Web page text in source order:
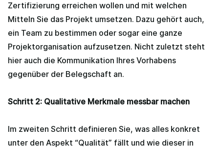
Zertifizierung erreichen wollen und mit welchen
Mitteln Sie das Projekt umsetzen. Dazu gehört auch,
ein Team zu bestimmen oder sogar eine ganze
Projektorganisation aufzusetzen. Nicht zuletzt steht
hier auch die Kommunikation Ihres Vorhabens
gegenüber der Belegschaft an.
Schritt 2: Qualitative Merkmale messbar machen
Im zweiten Schritt definieren Sie, was alles konkret
unter den Aspekt “Qualität” fällt und wie dieser in